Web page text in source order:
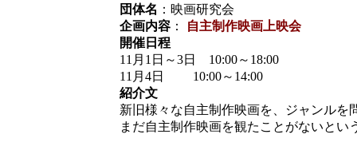
団体名 ：映画研究会
企画内容 ：
自主制作映画上映会
開催日程
11月1日～3日 10:00～18:00
11月4日 10:00～14:00
紹介文
新旧様々な自主制作映画を、ジャンル
まだ自主制作映画を観たことがないとい